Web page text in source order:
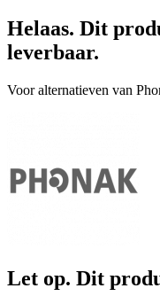
Helaas. Dit
leverbaar.
Voor alternatieven van
Let op. Dit